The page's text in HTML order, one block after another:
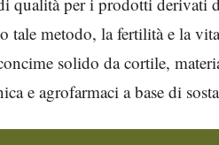
tale metodo, la fertilità e la
solido da cortile,
e agrofarmaci a base di